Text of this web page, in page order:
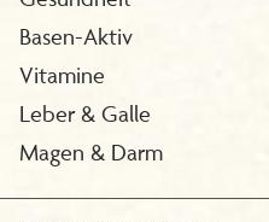
Basen-Aktiv
Vitamine
Leber & Galle
Magen & Darm